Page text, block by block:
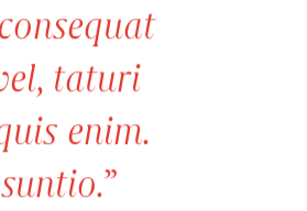
taturi
enim.
”